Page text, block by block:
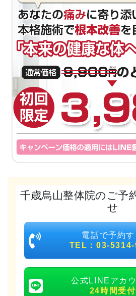
千歳烏山整体院のご予
せ
電話で予約す
TEL：03-
公式LINEアカウ
24時間受付